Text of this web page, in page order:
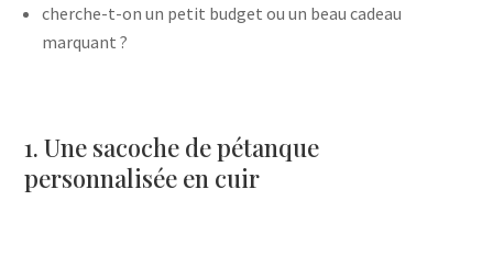
cherche-t-on un petit budget ou un beau cadeau
marquant ?
1. Une sacoche de pétanque
personnalisée en cuir